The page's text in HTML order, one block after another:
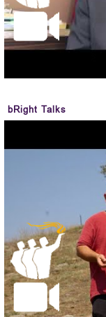
bRight Talks